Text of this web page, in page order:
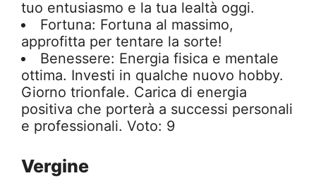
tuo entusiasmo e la tua lealtà oggi.
Fortuna: Fortuna al massimo,
approfitta per tentare la sorte!
Benessere: Energia fisica e mentale
ottima. Investi in qualche nuovo hobby.
Giorno trionfale. Carica di energia
positiva che porterà a successi personali
e professionali. Voto: 9
Vergine